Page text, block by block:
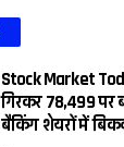
Stock Market
गिरकर 78,499 पर
बैंकिंग शेयरों में